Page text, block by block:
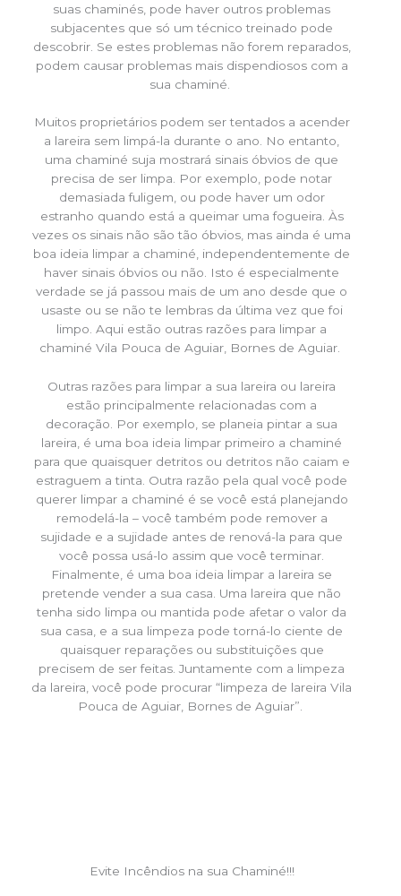
suas chaminés, pode haver outros problemas
subjacentes que só um técnico treinado pode
descobrir. Se estes problemas não forem reparados,
podem causar problemas mais dispendiosos com a
sua chaminé.
Muitos proprietários podem ser tentados a acender
a lareira sem limpá-la durante o ano. No entanto,
uma chaminé suja mostrará sinais óbvios de que
precisa de ser limpa. Por exemplo, pode notar
demasiada fuligem, ou pode haver um odor
estranho quando está a queimar uma fogueira. Às
vezes os sinais não são tão óbvios, mas ainda é uma
boa ideia limpar a chaminé, independentemente de
haver sinais óbvios ou não. Isto é especialmente
verdade se já passou mais de um ano desde que o
usaste ou se não te lembras da última vez que foi
limpo. Aqui estão outras razões para limpar a
chaminé Vila Pouca de Aguiar, Bornes de Aguiar.
Outras razões para limpar a sua lareira ou lareira
estão principalmente relacionadas com a
decoração. Por exemplo, se planeia pintar a sua
lareira, é uma boa ideia limpar primeiro a chaminé
para que quaisquer detritos ou detritos não caiam e
estraguem a tinta. Outra razão pela qual você pode
querer limpar a chaminé é se você está planejando
remodelá-la – você também pode remover a
sujidade e a sujidade antes de renová-la para que
você possa usá-lo assim que você terminar.
Finalmente, é uma boa ideia limpar a lareira se
pretende vender a sua casa. Uma lareira que não
tenha sido limpa ou mantida pode afetar o valor da
sua casa, e a sua limpeza pode torná-lo ciente de
quaisquer reparações ou substituições que
precisem de ser feitas. Juntamente com a limpeza
da lareira, você pode procurar “limpeza de lareira Vila
Pouca de Aguiar, Bornes de Aguiar”.
Evite Incêndios na sua Chaminé!!!